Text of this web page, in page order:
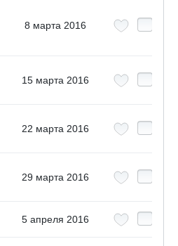
8 марта 2016
15 марта 2016
22 марта 2016
29 марта 2016
5 апреля 2016